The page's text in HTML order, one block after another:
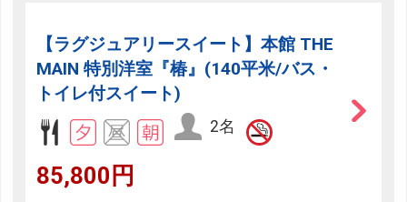
【ラグジュアリースイート】本館 THE
MAIN 特別洋室『椿』(140平米/バス・
トイレ付スイート)
2名
85,800円